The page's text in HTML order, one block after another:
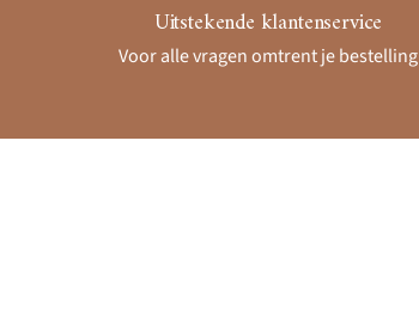
Uitstekende klantenservice
Voor alle vragen omtrent je bestelling